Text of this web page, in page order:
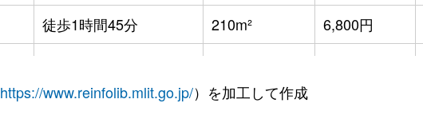
徒歩1時間45分 210m² 6,800円
徒歩1時間15分 770m²
https://www.reinfolib.mlit.go.jp/）を加工して作成